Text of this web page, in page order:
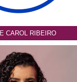
CAROL RIBEIRO